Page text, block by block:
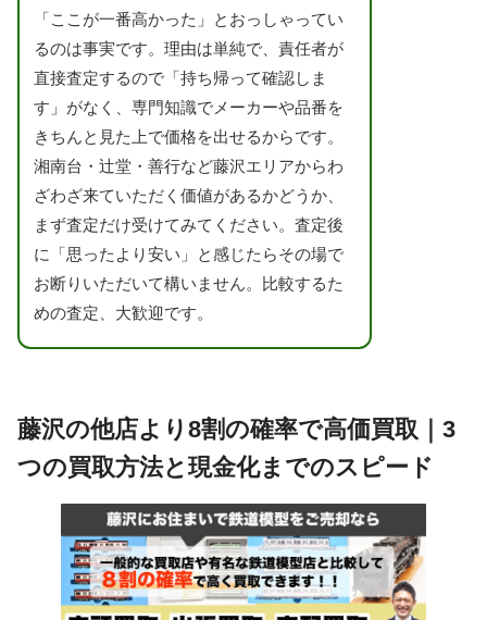
「ここが一番高かった」とおっしゃってい
るのは事実です。理由は単純で、責任者が
直接査定するので「持ち帰って確認しま
す」がなく、専門知識でメーカーや品番を
きちんと見た上で価格を出せるからです。
湘南台・辻堂・善行など藤沢エリアからわ
ざわざ来ていただく価値があるかどうか、
まず査定だけ受けてみてください。査定後
に「思ったより安い」と感じたらその場で
お断りいただいて構いません。比較するた
めの査定、大歓迎です。
藤沢の他店より8割の確率で高価買取｜3
つの買取方法と現金化までのスピード